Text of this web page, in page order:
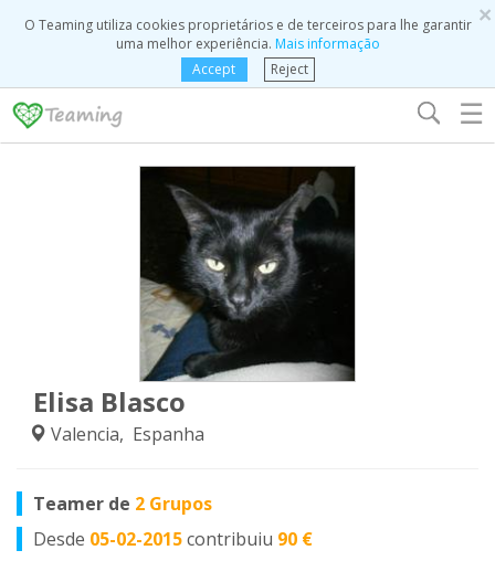
×
O Teaming utiliza cookies proprietários e de terceiros para lhe garantir
uma melhor experiência. Mais informação
Accept
Reject
☰
Elisa Blasco
Valencia, Espanha
Teamer de 2 Grupos
Desde 05-02-2015contribuiu 90 €